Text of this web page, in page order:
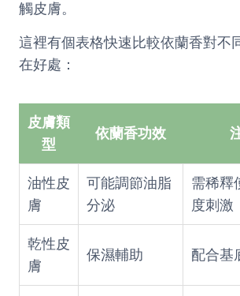
觸皮膚。
這裡有個表格快速比較依蘭香對不
在好處：
皮膚類
型
依蘭香功效
油性皮
膚
可能調節油脂
分泌
需稀釋
度刺激
乾性皮
膚
保濕輔助 配合基